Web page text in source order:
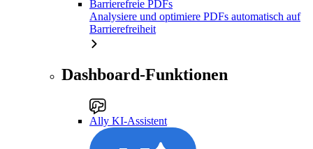
Barrierefreie PDFs
Analysiere und optimiere PDFs automatisch auf
Barrierefreiheit
Dashboard-Funktionen
Ally KI-Assistent